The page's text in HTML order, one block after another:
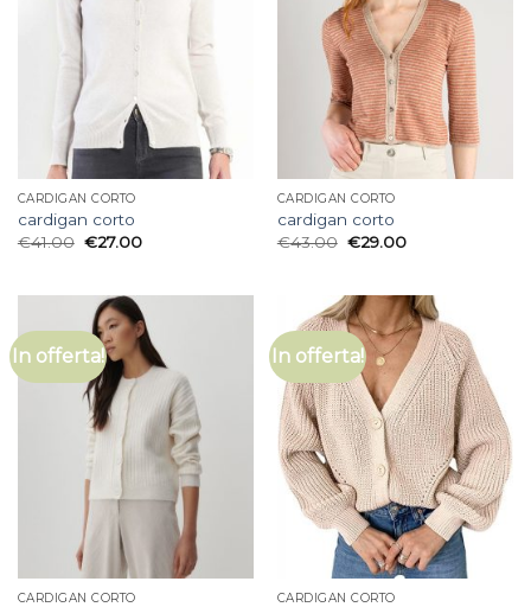
CARDIGAN CORTO
cardigan corto
€41.00 €27.00
CARDIGAN CORTO
cardigan corto
€43.00 €29.00
In offerta!
CARDIGAN CORTO
In offerta!
CARDIGAN CORTO